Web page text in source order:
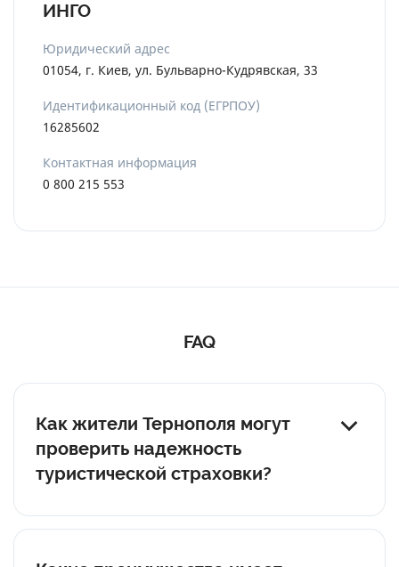
ИНГО
Юридический адрес
01054, г. Киев, ул. Бульварно-Кудрявская, 33
Идентификационный код (ЕГРПОУ)
16285602
Контактная информация
0 800 215 553
FAQ
Как жители Тернополя могут
проверить надежность
туристической страховки?
Важно просмотреть лицензию компании, наличие
ее в реестре МТСБУ и отзывы клиентов и рейтинг